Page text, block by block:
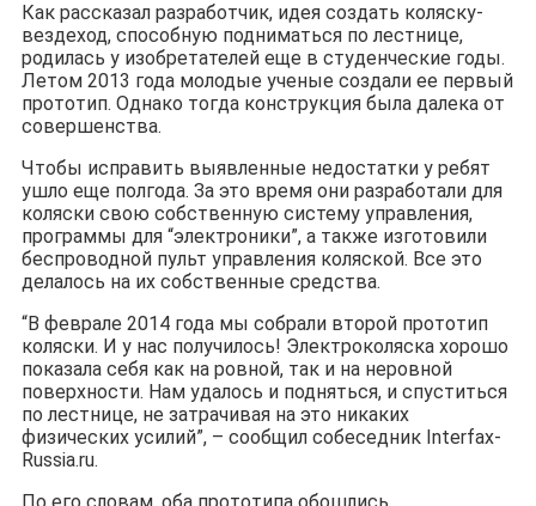
Как рассказал разработчик, идея создать коляску-
вездеход, способную подниматься по лестнице,
родилась у изобретателей еще в студенческие годы.
Летом 2013 года молодые ученые создали ее первый
прототип. Однако тогда конструкция была далека от
совершенства.
Чтобы исправить выявленные недостатки у ребят
ушло еще полгода. За это время они разработали для
коляски свою собственную систему управления,
программы для “электроники”, а также изготовили
беспроводной пульт управления коляской. Все это
делалось на их собственные средства.
“В феврале 2014 года мы собрали второй прототип
коляски. И у нас получилось! Электроколяска хорошо
показала себя как на ровной, так и на неровной
поверхности. Нам удалось и подняться, и спуститься
по лестнице, не затрачивая на это никаких
физических усилий”, – сообщил собеседник Interfax-
Russia.ru.